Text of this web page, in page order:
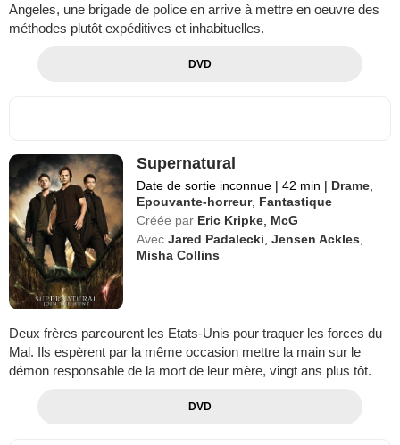
Angeles, une brigade de police en arrive à mettre en oeuvre des
méthodes plutôt expéditives et inhabituelles.
DVD
Supernatural
Date de sortie inconnue | 42 min | Drame
Epouvante-horreur, Fantastique
Créée par Eric Kripke McG
Avec Jared Padalecki ,Jensen Ackles
Misha Collins
Deux frères parcourent les Etats-Unis pour traquer les forces du
Mal. Ils espèrent par la même occasion mettre la main sur le
démon responsable de la mort de leur mère, vingt ans plus tôt.
DVD